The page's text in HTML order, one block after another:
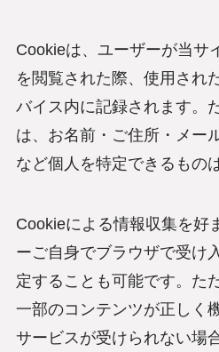
Cookieは、ユーザーが当サ
を閲覧された際、使用され
バイス内に記録されます。
は、お名前・ご住所・メー
など個人を特定できるもの
Cookieによる情報収集を好
ーご自身でブラウザで受け
定することも可能です。た
一部のコンテンツが正しく
サービスが受けられない場